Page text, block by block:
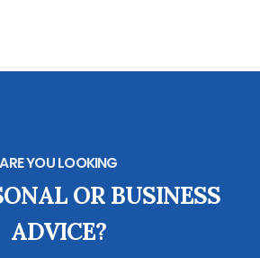
ARE YOU LOOKING
OR BUSINESS
ADVICE?